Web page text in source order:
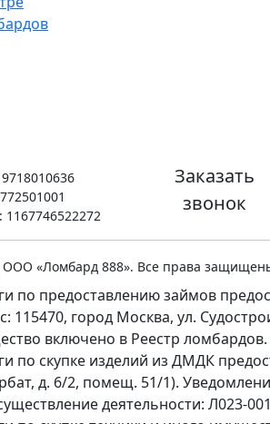
1167746522272
Заказать
звонок
ООО «Ломбард 888». Все права
по предоставлению займов
115470, город Москва, ул.
включено в Реестр ломбардов.
по скупке изделий из ДМДК
д. 6/2, помещ. 51/1).
деятельности: Л023-